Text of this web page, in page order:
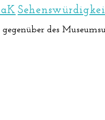
gegenüber des